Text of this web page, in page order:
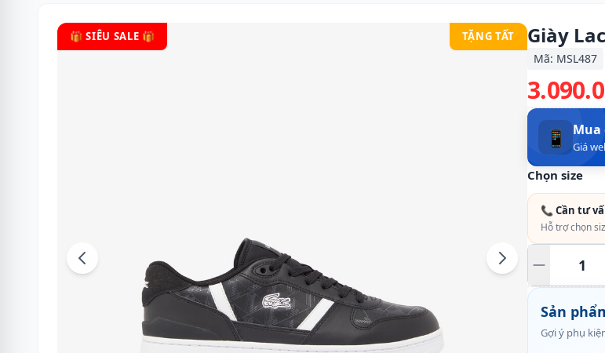
🎁 SIÊU SALE 🎁 TẶNG TẤT Giày
Mã: MSL487
📱 Mua
Giá
Chọn size
📞 Cần tư
Hỗ trợ chọn
Sản
Gợi ý phụ